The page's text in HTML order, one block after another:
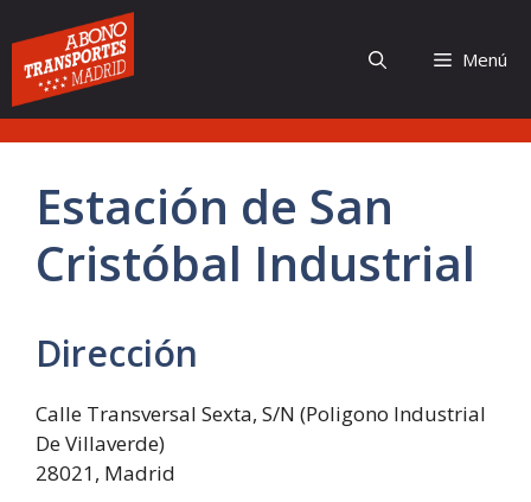
al
contenido
Menú
Estación de San
Cristóbal Industrial
Dirección
Calle Transversal Sexta, S/N (Poligono Industrial
De Villaverde)
28021, Madrid